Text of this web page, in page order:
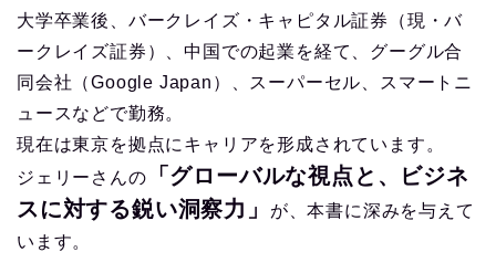
大学卒業後、バークレイズ・キャピタル証券（現・バ
ークレイズ証券）、中国での起業を経て、グーグル合
同会社（Google Japan）、スーパーセル、スマートニ
ュースなどで勤務。
現在は東京を拠点にキャリアを形成されています。
ジェリーさんの
「グローバルな視点と、ビジネ
スに対する鋭い洞察力」
が、本書に深みを与えて
います。